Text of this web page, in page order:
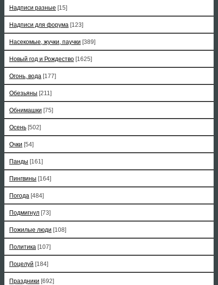
Надписи разные [15]
Надписи для форума [123]
Насекомые, жучки, паучки [389]
Новый год и Рождество [1625]
Огонь, вода [177]
Обезьяны [211]
Обнимашки [75]
Осень [502]
Очки [54]
Панды [161]
Пингвины [164]
Погода [484]
Подмигнул [73]
Пожилые люди [108]
Политика [107]
Поцелуй [184]
Праздники [692]